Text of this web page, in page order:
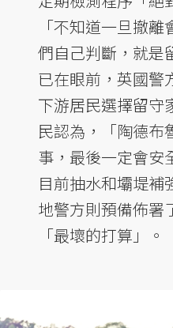
「不知道一旦撤
們自己判斷，就是
已在眼前，英國警
下游居民選擇留守
民認為，「陶德布
事，最後一定會安
目前抽水和壩堤補
地警方則預備佈署
「最壞的打算」。